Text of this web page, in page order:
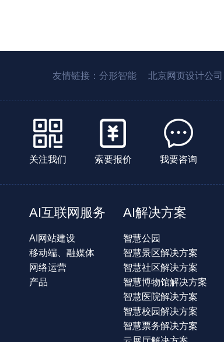
友情链接： 分形智能 北京网页设计公司
关注我们 索要报价 我要咨询
AI互联网服务
AI网站建设
移动端、融媒体
网络运营
产品
AI解决方案
智慧公园
智慧景区解决方案
智慧社区解决方案
智慧博物馆解决方案
智慧医院解决方案
智慧校园解决方案
智慧票务解决方案